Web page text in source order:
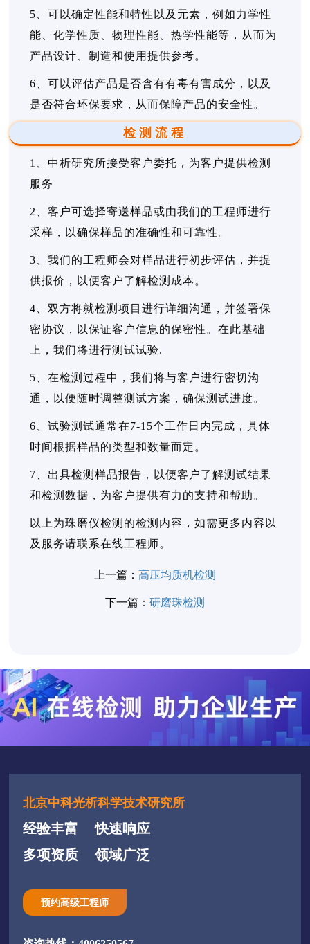
5、可以确定性能和特性以及元素，例如力学性
能、化学性质、物理性能、热学性能等，从而为
产品设计、制造和使用提供参考。
6、可以评估产品是否含有有毒有害成分，以及
是否符合环保要求，从而保障产品的安全性。
检测流程
1、中析研究所接受客户委托，为客户提供检测
服务
2、客户可选择寄送样品或由我们的工程师进行
采样，以确保样品的准确性和可靠性。
3、我们的工程师会对样品进行初步评估，并提
供报价，以便客户了解检测成本。
4、双方将就检测项目进行详细沟通，并签署保
密协议，以保证客户信息的保密性。在此基础
上，我们将进行测试试验.
5、在检测过程中，我们将与客户进行密切沟
通，以便随时调整测试方案，确保测试进度。
6、试验测试通常在7-15个工作日内完成，具体
时间根据样品的类型和数量而定。
7、出具检测样品报告，以便客户了解测试结果
和检测数据，为客户提供有力的支持和帮助。
以上为珠磨仪检测的检测内容，如需更多内容以
及服务请联系在线工程师。
上一篇： 高压均质机检测
下一篇： 研磨珠检测
北京中科光析科学技术研究所
经验丰富
快速响应
多项资质
领域广泛
预约高级工程师